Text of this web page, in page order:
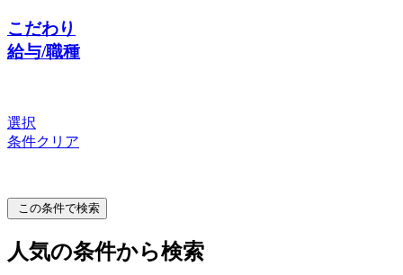
こだわり
給与/職種
選択
条件クリア
この条件で検索
人気の条件から検索